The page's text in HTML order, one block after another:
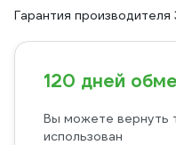
в котором не
бы установленная до
включения на работу
Гарантия
120 дней
Вы можете вернуть
использован